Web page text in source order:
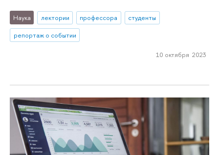
Наука лектории профессора
студенты
репортаж о событии
10 октября 2023